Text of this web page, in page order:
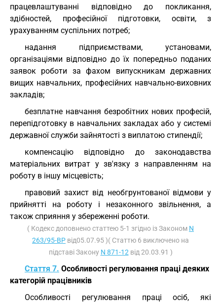
працевлаштуванні відповідно до покликання,
здібностей, професійної підготовки, освіти, з
урахуванням суспільних потреб;
надання підприємствами, установами,
організаціями відповідно до їх попередньо поданих
заявок роботи за фахом випускникам державних
вищих навчальних, професійних навчально-виховних
закладів;
безплатне навчання безробітних нових професій,
перепідготовку в навчальних закладах або у системі
державної служби зайнятості з виплатою стипендії;
компенсацію відповідно до законодавства
матеріальних витрат у зв'язку з направленням на
роботу в іншу місцевість;
правовий захист від необгрунтованої відмови у
прийнятті на роботу і незаконного звільнення, а
також сприяння у збереженні роботи.
( Кодекс доповнено статтею 5-1 згідно із Законом N
263/95-ВР від05.07.95 )( Статтю 6 виключено на
підставі Закону N 871-12 від 20.03.91 )
Стаття 7. Особливості регулювання праці деяких
категорій працівників
Особливості регулювання праці осіб, які